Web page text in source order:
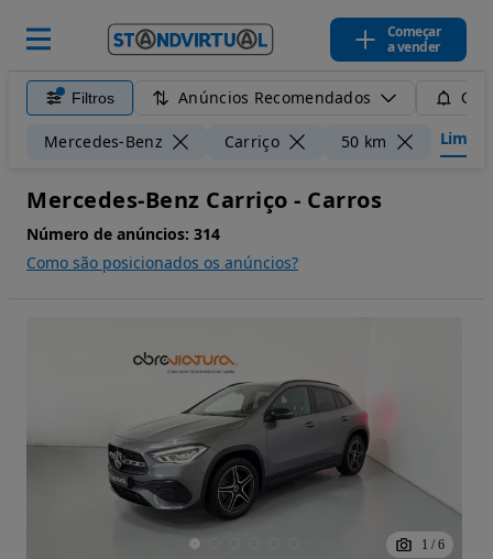
Começar
a vender
Filtros Anúncios Recomendados
Mercedes-Benz Carriço 50 km
Mercedes-Benz Carriço - Carros
Número de anúncios: 314
Como são posicionados os anúncios?
1 / 6